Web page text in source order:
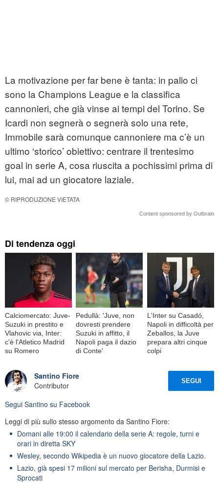
La motivazione per far bene è tanta: in palio ci
sono la Champions League e la classifica
cannonieri, che già vinse ai tempi del Torino. Se
Icardi non segnerà o segnerà solo una rete,
Immobile sarà comunque cannoniere ma c’è un
ultimo ‘storico’ obiettivo: centrare il trentesimo
goal in serie A, cosa riuscita a pochissimi prima di
lui, mai ad un giocatore laziale.
© RIPRODUZIONE VIETATA
Content sponsored by Outbrain
Di tendenza oggi
Calciomercato: Juve-
Suzuki in prestito e
Vlahovic via, Inter:
c'è l'Atletico Madrid
su Romero
Pedullà: 'Juve, non
dovresti prendere
Suzuki in affitto, il
Napoli paga il dazio
di Conte'
L'Inter su Casadó,
Napoli in difficoltà per
Zeballos, la Juve
prepara altri cinque
colpi
Santino Fiore
Contributor
SEGUI
Segui Santino su Facebook
Leggi di più sullo stesso argomento da Santino Fiore:
Domani alle 19:00 il calendario della serie A: regole, turni e
orari in diretta SKY
Wesley, secondo Wikipedia è un nuovo giocatore della Lazio.
Lazio, già spesi 17 milioni sul mercato per Berisha, Durmisi e
Sprocati